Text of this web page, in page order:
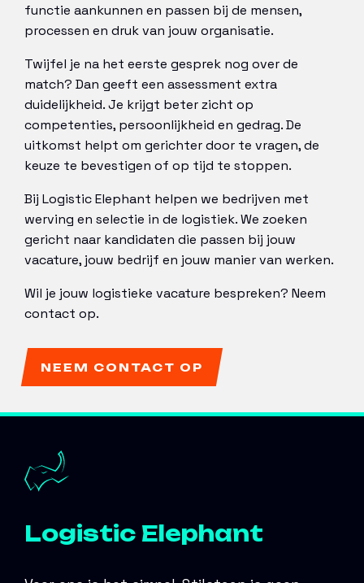
functie aankunnen en passen bij de mensen,
processen en druk van jouw organisatie.
Twijfel je na het eerste gesprek nog over de
match? Dan geeft een assessment extra
duidelijkheid. Je krijgt beter zicht op
competenties, persoonlijkheid en gedrag. De
uitkomst helpt om gerichter door te vragen, de
keuze te bevestigen of op tijd te stoppen.
Bij Logistic Elephant helpen we bedrijven met
werving en selectie in de logistiek. We zoeken
gericht naar kandidaten die passen bij jouw
vacature, jouw bedrijf en jouw manier van werken.
Wil je jouw logistieke vacature bespreken? Neem
contact op.
NEEM CONTACT OP
Logistic Elephant